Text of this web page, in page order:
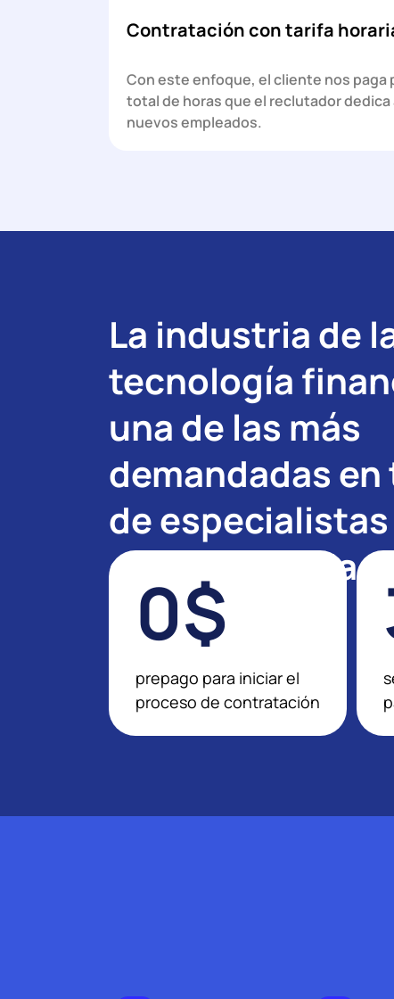
Contratación con tarifa
Con este enfoque, el cliente nos paga
total de horas que el reclutador
nuevos empleados.
La industria de
tecnología
una de las más
demandadas
de
en la actualidad.
0$
prepago para iniciar el
proceso de contratación